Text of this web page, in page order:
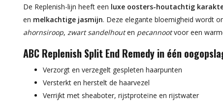
De Replenish-lijn heeft een luxe oosters-houtachtig
en melkachtige jasmijn. Deze elegante bloemigheid wordt
ahornsiroop, zwart sandelhouten pecannootvoor een
ABC Replenish Split End Remedy in één
Verzorgt en verzegelt gespleten haarpunten
Versterkt en herstelt de haarvezel
Verrijkt met sheaboter, rijstproteïne en rijstwater